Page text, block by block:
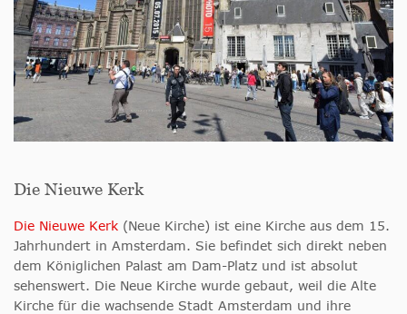
Die Nieuwe Kerk
Die Nieuwe Kerk (Neue Kirche) ist eine Kirche aus dem 15.
Jahrhundert in Amsterdam. Sie befindet sich direkt neben
dem Königlichen Palast am Dam-Platz und ist absolut
sehenswert. Die Neue Kirche wurde gebaut, weil die Alte
Kirche für die wachsende Stadt Amsterdam und ihre